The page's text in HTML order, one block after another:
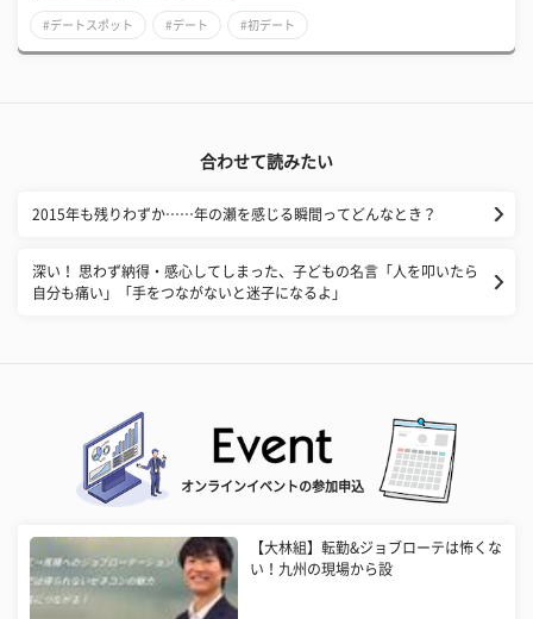
#デートスポット #デート #初デート
合わせて読みたい
2015年も残りわずか……年の瀬を感じる瞬間ってどんなとき？
深い！ 思わず納得・感心してしまった、子どもの名言「人を叩いたら
自分も痛い」「手をつながないと迷子になるよ」
オンラインイベントの参加申込
【大林組】転勤&ジョブローテは怖くな
い！九州の現場から設